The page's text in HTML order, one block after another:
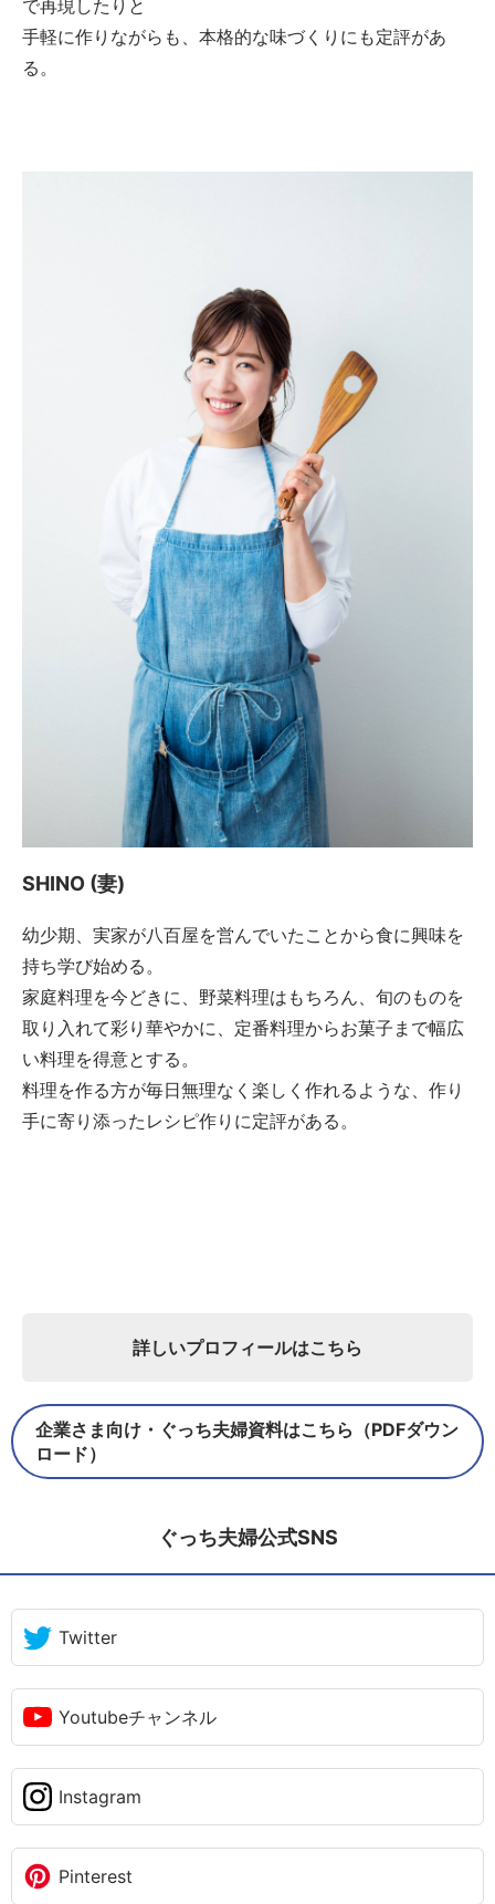
で再現したりと
手軽に作りながらも、本格的な味づくりにも定評があ
る。
SHINO (妻)
幼少期、実家が八百屋を営んでいたことから食に興味を
持ち学び始める。
家庭料理を今どきに、野菜料理はもちろん、旬のものを
取り入れて彩り華やかに、定番料理からお菓子まで幅広
い料理を得意とする。
料理を作る方が毎日無理なく楽しく作れるような、作り
手に寄り添ったレシピ作りに定評がある。
詳しいプロフィールはこちら
企業さま向け・ぐっち夫婦資料はこちら（PDFダウン
ロード）
ぐっち夫婦公式SNS
Twitter
Youtubeチャンネル
Instagram
Pinterest